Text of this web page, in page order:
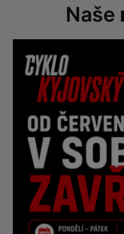
Naše